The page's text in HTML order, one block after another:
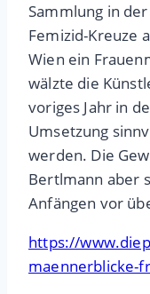
Sammlung in
Femizid-Kreuze
Wien ein
wälzte die
voriges Jahr in
Umsetzung
werden. Die
Bertlmann aber
Anfängen vor
https://
maennerblicke-